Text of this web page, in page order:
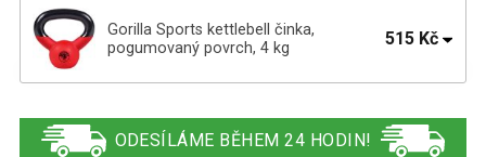
Gorilla Sports kettlebell činka,
pogumovaný povrch, 4 kg
515 Kč
pogumovaný povrch, 10 kg
ODESÍLÁME BĚHEM 24 HODIN!